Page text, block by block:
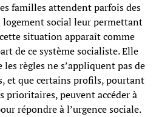
familles attendent parfois des
social leur permettant
situation apparaît comme
de ce système socialiste. Elle
règles ne s’appliquent pas de
et que certains profils, pourtant
prioritaires, peuvent accéder à
répondre à l’urgence sociale.